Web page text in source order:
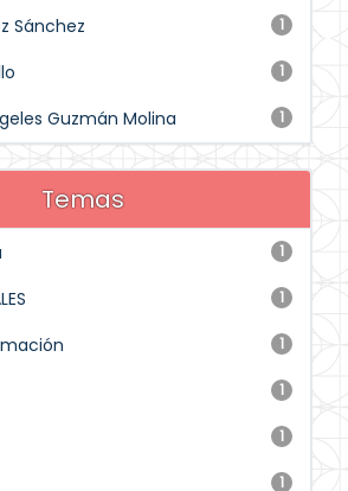
1
Sánchez
1
1
Guzmán Molina
Temas
1
1
1
1
1
1